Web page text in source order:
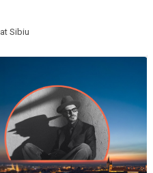
Sibiu